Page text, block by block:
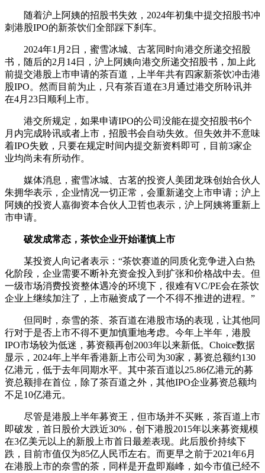
随着沪上阿姨的招股书失效，2024年初集中提交招股书冲
刺港股IPO的新茶饮们全部踩下刹车。
2024年1月2日，蜜雪冰城、古茗同时向港交所递交招股
书，随后的2月14日，沪上阿姨向港交所递交招股书，加上此
前提交港股上市申请的茶百道，上半年共有四家新茶饮冲击港
股IPO。然而目前为止，只有茶百道在3月通过港交所聆讯并
在4月23日顺利上市。
港交所规定，如果申请IPO的公司没能在提交招股书6个
月内完成聆讯或者上市，招股书会自动失效。但失效并不意味
着IPO失败，只要在规定时间内提交新资料即可，目前3家企
业均尚未有所动作。
媒体消息，蜜雪冰城、古茗的投资人美团龙珠创始合伙人
朱拥华表示，企业情况一切正常，会重新递交上市申请；沪上
阿姨的投资人嘉御资本合伙人卫哲也表示，沪上阿姨将重新上
市申请。
破发成常态，茶饮企业开始谨慎上市
某投资人向记者表示：“茶饮赛道的同质化竞争进入白热
化阶段，企业需要不断补充资金投入到扩张和价格战中去。但
一级市场消费投资整体遇冷的环境下，很难有VC/PE会在茶饮
企业上继续加注了，上市融资成了一个不得不推进的进程。”
但同时，奈雪的茶、茶百道在港股市场的表现，让其他同
行对于是否上市不得不更加慎重地考虑。今年上半年，港股
IPO市场较为低迷，募资额再创2003年以来新低。Choice数据
显示，2024年上半年香港新上市公司为30家，募资总额约130
亿港元，低于去年同期水平。其中茶百道以25.86亿港元的募
资总额排在首位，除了茶百道之外，其他IPO企业募资总额均
不足10亿港元。
尽管是港股上半年募资王，但市场并不买账，茶百道上市
即破发，首日股价大跌近30%，创下港股2015年以来募资规模
在3亿美元以上的新股上市首日最差表现。此后股价持续下
跌，目前市值仅为85亿人民币左右。而更早之前于2021年6月
在港股上市的奈雪的茶，同样是开盘即巅峰，如今市值已经不